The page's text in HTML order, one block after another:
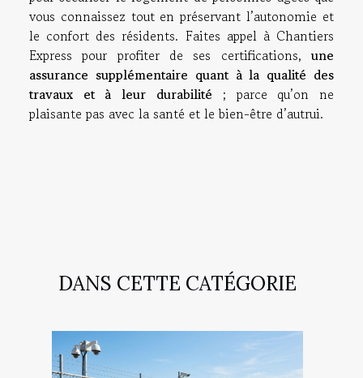
vous connaissez tout en préservant l’autonomie et
le confort des résidents. Faites appel à Chantiers
Express pour profiter de ses certifications, une
assurance supplémentaire quant à la qualité des
travaux et à leur durabilité ; parce qu’on ne
plaisante pas avec la santé et le bien-être d’autrui.
DANS CETTE CATÉGORIE